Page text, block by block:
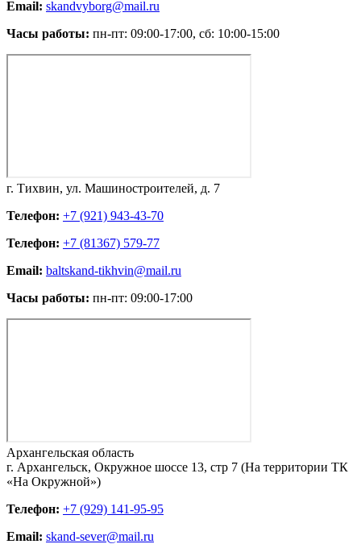
Email: skandvyborg@mail.ru
Часы работы: пн-пт: 09:00-17:00, сб: 10:00-15:00
г. Тихвин, ул. Машиностроителей, д. 7
Телефон: +7 (921) 943-43-70
Телефон: +7 (81367) 579-77
Email: baltskand-tikhvin@mail.ru
Часы работы: пн-пт: 09:00-17:00
Архангельская область
г. Архангельск, Окружное шоссе 13, стр 7 (На территории ТК
«На Окружной»)
Телефон: +7 (929) 141-95-95
Email: skand-sever@mail.ru